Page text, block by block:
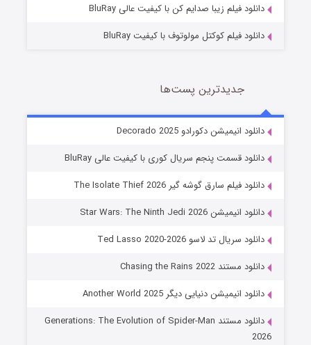
خاندان اژدها فصل ۳
جادوگری در مغولستان
قسمت14 (زیرنویس) منتشر شد
دانلود فیلم زیبا صدایم کن با کیفیت عالی BluRay
دانلود فیلم کوکتل مولوتوف با کیفیت BluRay
جدیدترین پست‌ها
دانلود انیمیشن دکورادو Decorado 2025
دانلود قسمت پنجم سریال کوری با کیفیت عالی BluRay
دانلود فیلم سارق گوشه گیر The Isolate Thief 2026
دانلود انیمیشن Star Wars: The Ninth Jedi 2026
دانلود سریال تد لاسو Ted Lasso 2020-2026
دانلود مستند Chasing the Rains 2022
دانلود انیمیشن دنیایی دیگر Another World 2025
دانلود مستند Generations: The Evolution of Spider-Man
2026